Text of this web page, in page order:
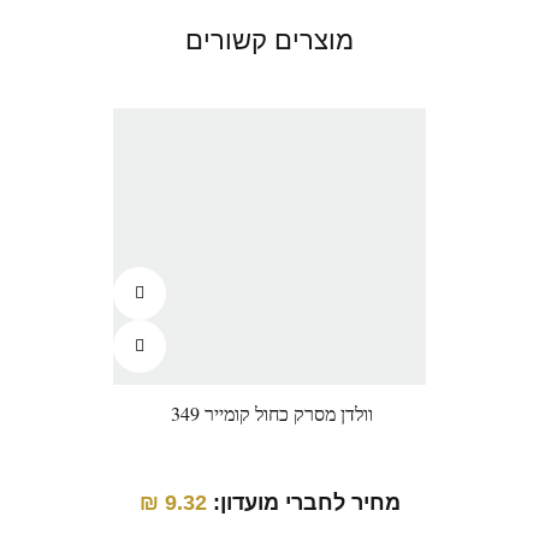
מוצרים קשורים
וולדן מסרק כחול קומייר 349
מחיר לחברי מועדון: 9.32
₪